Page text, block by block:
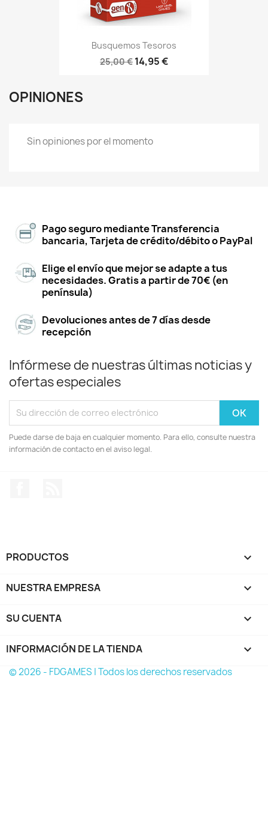
Busquemos Tesoros
25,00 € 14,95 €
OPINIONES
Sin opiniones por el momento
Pago seguro mediante Transferencia
bancaria, Tarjeta de crédito/débito o PayPal
Elige el envío que mejor se adapte a tus
necesidades. Gratis a partir de 70€ (en
península)
Devoluciones antes de 7 días desde
recepción
Infórmese de nuestras últimas noticias y
ofertas especiales
Puede darse de baja en cualquier momento. Para ello, consulte nuestra
información de contacto en el aviso legal.
PRODUCTOS 
NUESTRA EMPRESA 
SU CUENTA 
INFORMACIÓN DE LA TIENDA keyboard_arrow_down
© 2026 - FDGAMES | Todos los derechos reservados